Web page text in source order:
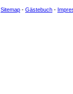
Sitemap - Gästebuch -